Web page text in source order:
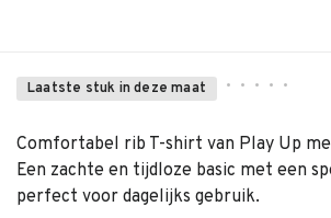
Laatste stuk in deze maat • • • • •
Comfortabel rib T-shirt van Play Up
Een zachte en tijdloze basic met een
perfect voor dagelijks gebruik.